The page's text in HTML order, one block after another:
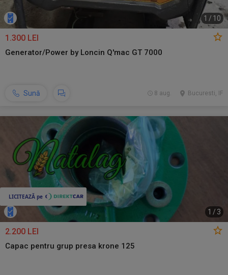
1 / 10
1.300 LEI
Generator/Power by Loncin Q'mac GT 7000
Sună Bucuresti, IF
8 aug.
1 / 3
2.200 LEI
Capac pentru grup presa krone 125